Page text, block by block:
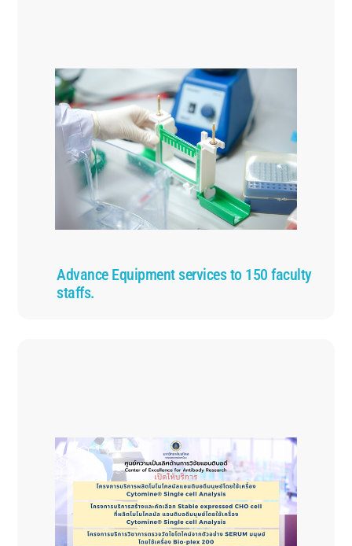
Advance Equipment services to 150 faculty
staffs.